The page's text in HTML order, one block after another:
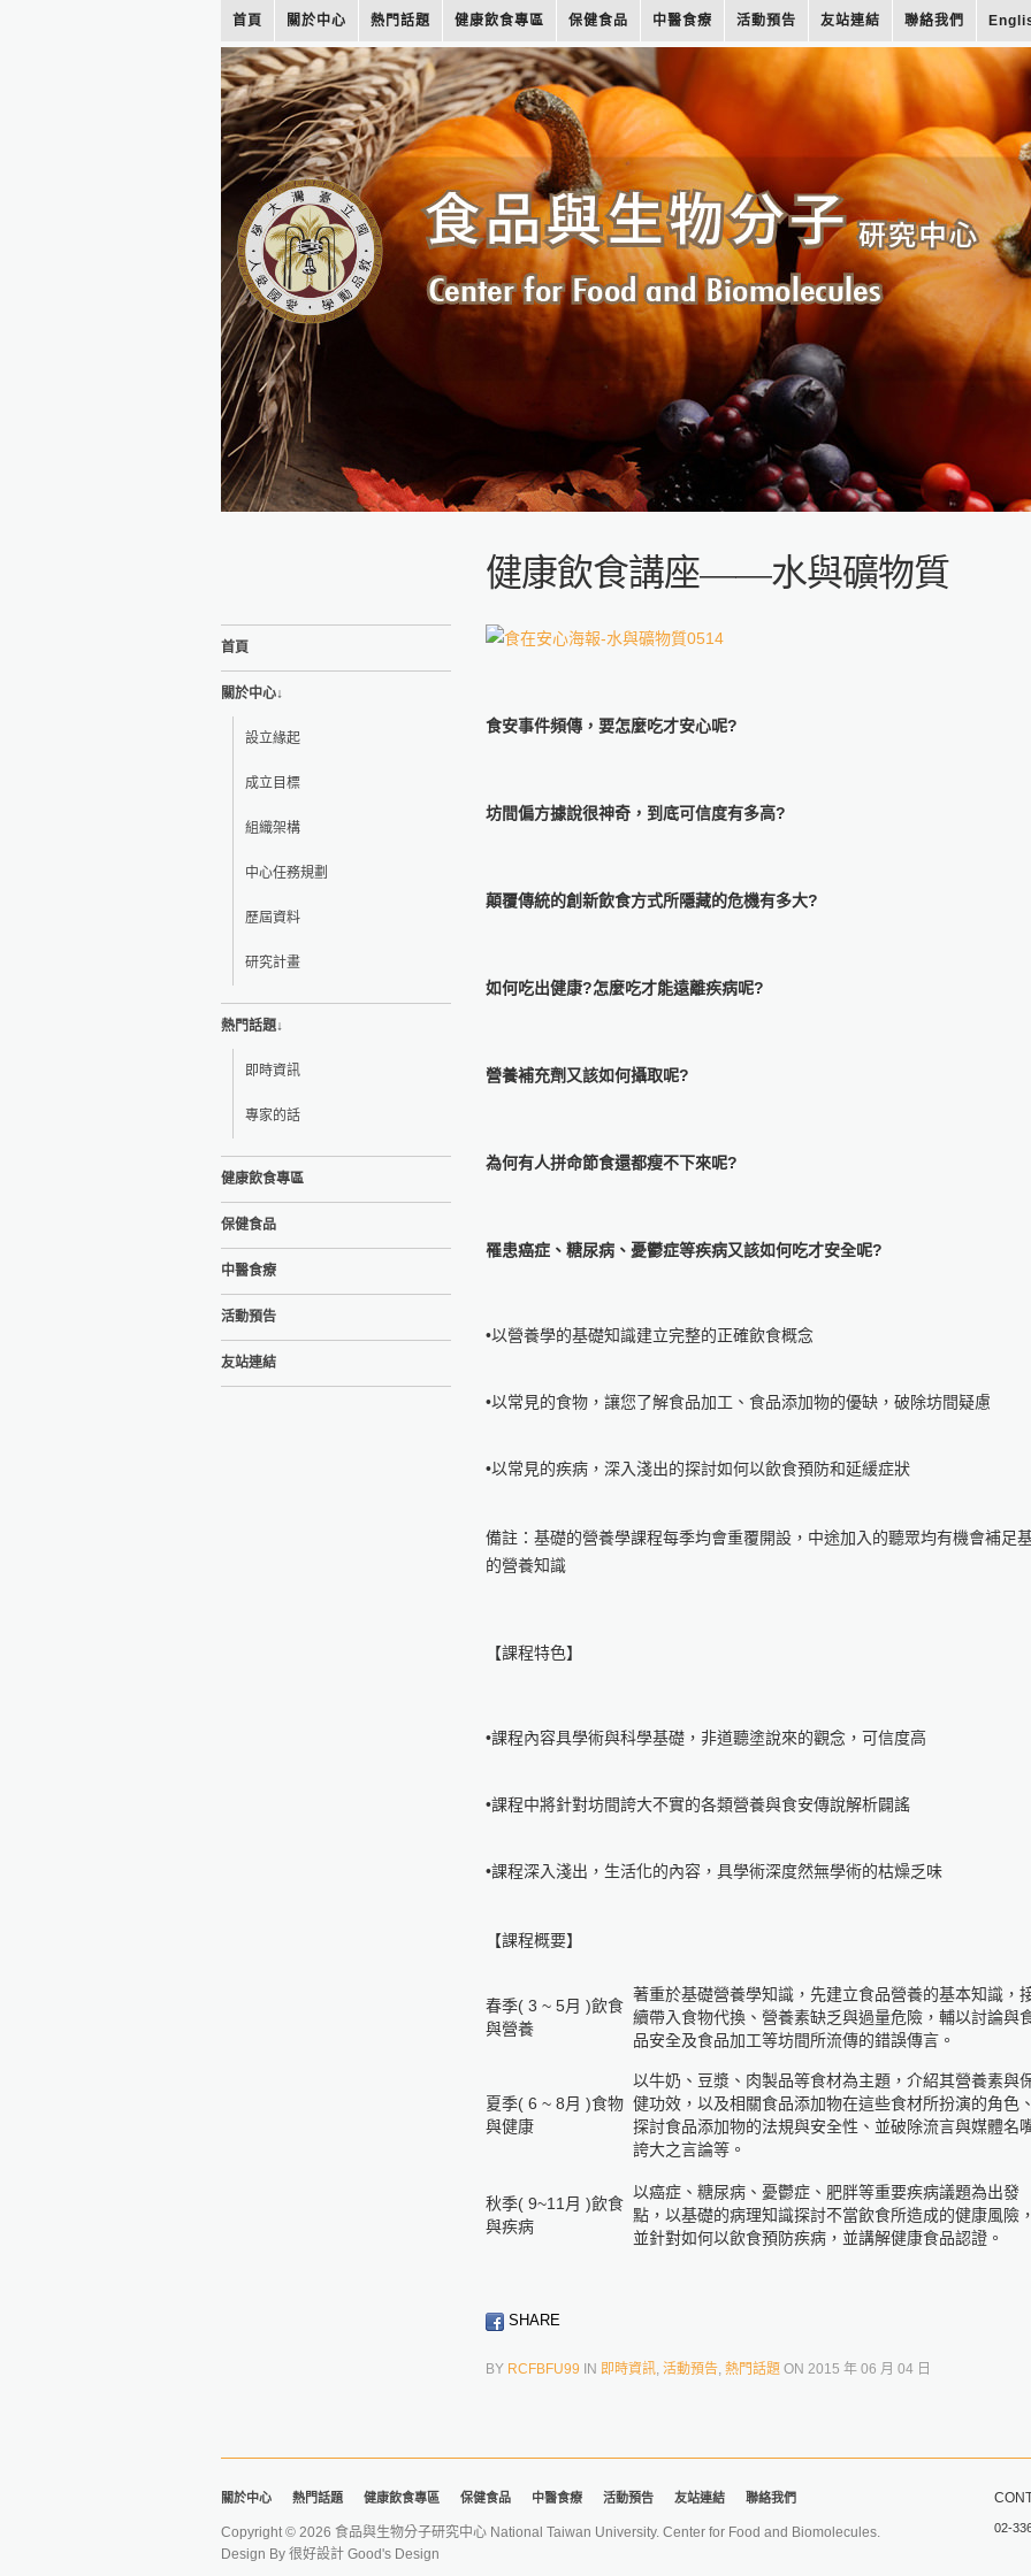
首頁 關於中心 熱門話題 健康飲食專區 保健食品 中醫食療 活動預告 友站連結 聯絡我們
健康飲食講座——水與礦物質
首頁
關於中心↓
設立緣起
成立目標
組織架構
中心任務規劃
歷屆資料
研究計畫
熱門話題↓
即時資訊
專家的話
健康飲食專區
保健食品
中醫食療
活動預告
友站連結
食安事件頻傳，要怎麼吃才安心呢?
坊間偏方據說很神奇，到底可信度有多高?
顛覆傳統的創新飲食方式所隱藏的危機有多大?
如何吃出健康?怎麼吃才能遠離疾病呢?
營養補充劑又該如何攝取呢?
為何有人拼命節食還都瘦不下來呢?
罹患癌症、糖尿病、憂鬱症等疾病又該如何吃才安全呢?
•以營養學的基礎知識建立完整的正確飲食概念
•以常見的食物，讓您了解食品加工、食品添加物的優缺，破除坊間疑慮
•以常見的疾病，深入淺出的探討如何以飲食預防和延緩症狀
備註：基礎的營養學課程每季均會重覆開設，中途加入的聽眾均有機會補足
的營養知識
【課程特色】
•課程內容具學術與科學基礎，非道聽塗說來的觀念，可信度高
•課程中將針對坊間誇大不實的各類營養與食安傳說解析闢謠
•課程深入淺出，生活化的內容，具學術深度然無學術的枯燥乏味
【課程概要】
春季( 3 ~ 5月 )飲食
與營養
著重於基礎營養學知識，先建立食品營養的基本知識，
續帶入食物代換、營養素缺乏與過量危險，輔以討論與
品安全及食品加工等坊間所流傳的錯誤傳言。
夏季( 6 ~ 8月 )食物
與健康
以牛奶、豆漿、肉製品等食材為主題，介紹其營養素與
健功效，以及相關食品添加物在這些食材所扮演的角色
探討食品添加物的法規與安全性、並破除流言與媒體名
誇大之言論等。
秋季( 9~11月 )飲食
與疾病
以癌症、糖尿病、憂鬱症、肥胖等重要疾病議題為出發
點，以基礎的病理知識探討不當飲食所造成的健康風險
並針對如何以飲食預防疾病，並講解健康食品認證。
SHARE
BY RCFBFU99 IN 即時資訊, 活動預告, 熱門話題 ON 2015 年 06 月 04 日
02-
關於中心 熱門話題 健康飲食專區 保健食品 中醫食療 活動預告 友站連結 聯絡我們
Copyright © 2026 食品與生物分子研究中心 National Taiwan University. Center for Food and Biomolecules.
Design By 很好設計 Good's Design